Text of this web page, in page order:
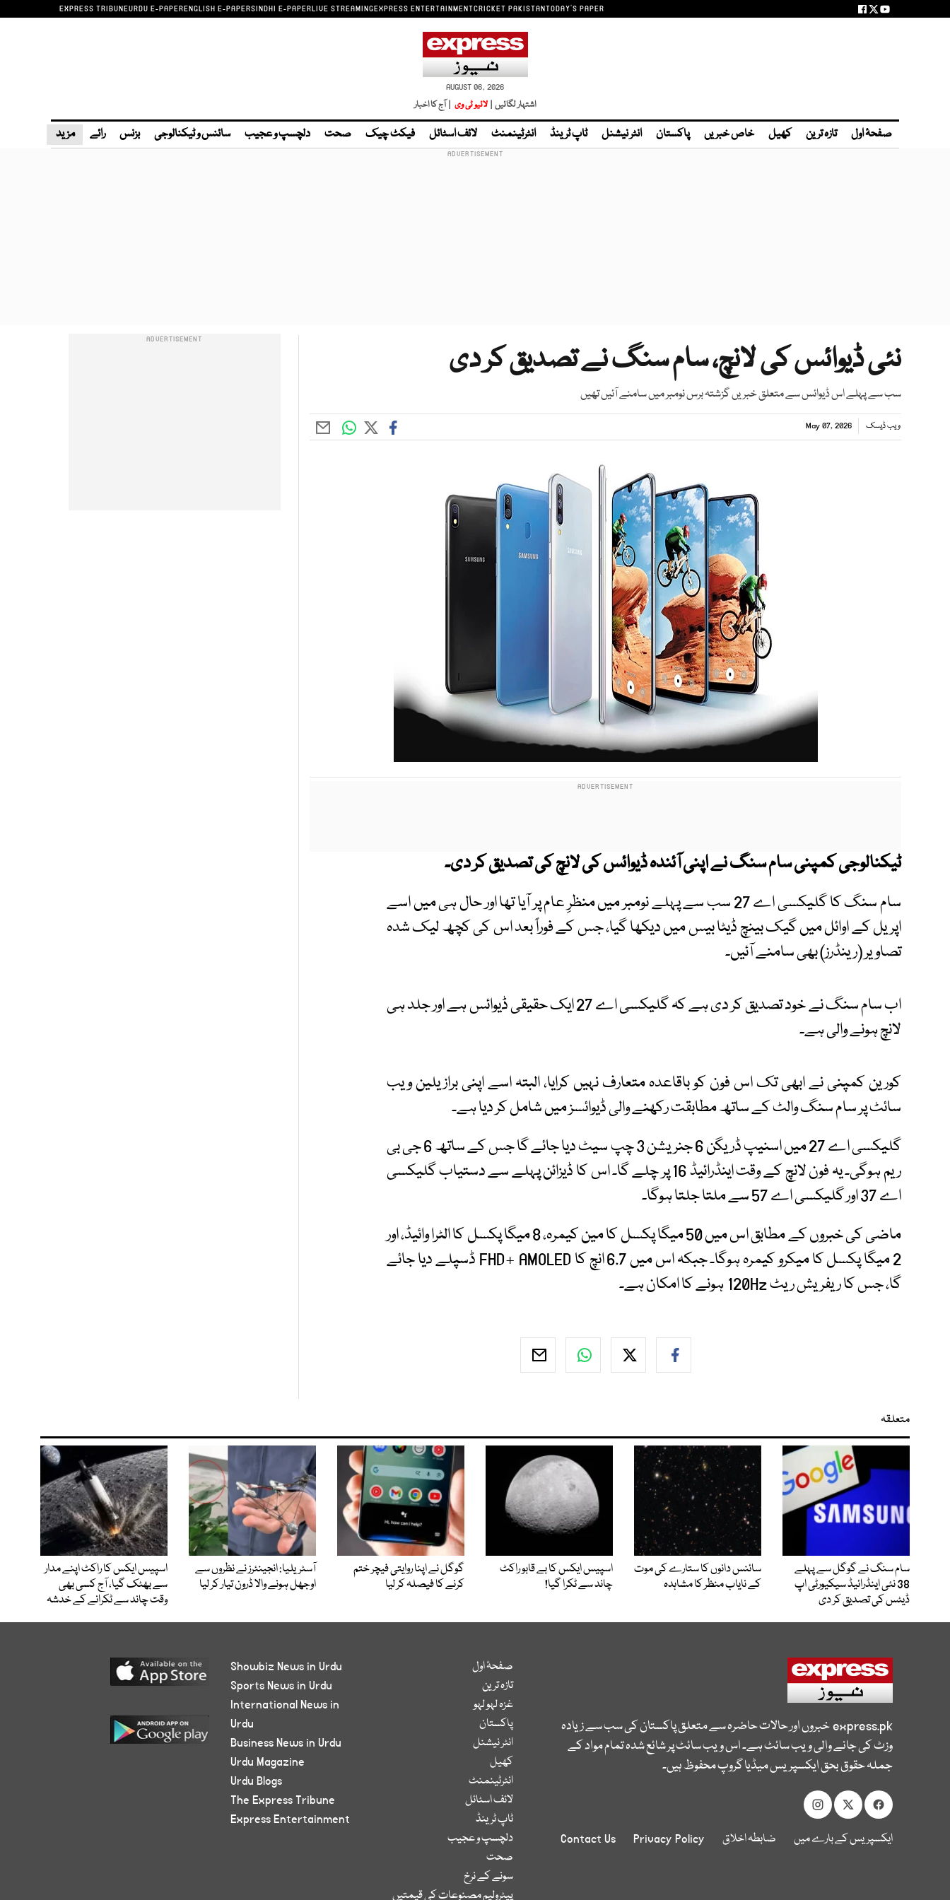
EXPRESS TRIBUNEURDU E-PAPERENGLISH E-PAPERSINDHI E-PAPERLIVE STREAMINGEXPRESS ENTERTAINMENTCRICKET PAKISTANTODAY'S PAPER
AUGUST 06, 2026
اشتہار لگائیں | لائیو ٹی وی | آج کا اخبار
صفحۂ اول تازہ ترین کھیل خاص خبریں پاکستان انٹر نیشنل ٹاپ ٹرینڈ انٹرٹینمنٹ لائف اسٹائل فیکٹ چیک صحت دلچسپ و عجیب سائنس و ٹیکنالوجی بزنس رائے مزید
نئی ڈیوائس کی لانچ، سام سنگ نے تصدیق کر دی
سب سے پہلے اس ڈیوائس سے متعلق خبریں گزشتہ برس نومبر میں سامنے آئیں تھیں
ویب ڈیسک May 07, 2026
ٹیکنالوجی کمپنی سام سنگ نے اپنی آئندہ ڈیوائس کی لانچ کی تصدیق کر دی۔
سام سنگ کا گلیکسی اے 27 سب سے پہلے نومبر میں منظرِ عام پر آیا تھا اور حال ہی میں اسے
اپریل کے اوائل میں گیک بینچ ڈیٹا بیس میں دیکھا گیا، جس کے فوراً بعد اس کی کچھ لیک شدہ
تصاویر (رینڈرز) بھی سامنے آئیں۔
اب سام سنگ نے خود تصدیق کر دی ہے کہ گلیکسی اے 27 ایک حقیقی ڈیوائس ہے اور جلد ہی
لانچ ہونے والی ہے۔
کورین کمپنی نے ابھی تک اس فون کو باقاعدہ متعارف نہیں کرایا، البتہ اسے اپنی برازیلین ویب
سائٹ پر سام سنگ والٹ کے ساتھ مطابقت رکھنے والی ڈیوائسز میں شامل کر دیا ہے۔
گلیکسی اے 27 میں اسنیپ ڈریگن 6 جنریشن 3 چپ سیٹ دیا جائے گا جس کے ساتھ 6 جی بی
ریم ہوگی۔ یہ فون لانچ کے وقت اینڈرائیڈ 16 پر چلے گا۔ اس کا ڈیزائن پہلے سے دستیاب گلیکسی
اے 37 اور گلیکسی اے 57 سے ملتا جلتا ہوگا۔
ماضی کی خبروں کے مطابق اس میں 50 میگا پکسل کا مین کیمرہ، 8 میگا پکسل کا الٹرا وائیڈ، اور
2 میگا پکسل کا میکرو کیمرہ ہوگا۔ جبکہ اس میں 6.7 انچ کا FHD+ AMOLED ڈسپلے دیا جائے
گا، جس کا ریفریش ریٹ 120Hz ہونے کا امکان ہے۔
متعلقہ
سام سنگ نے گوگل سے پہلے
38 نئی اینڈرائیڈ سیکیورٹی اپ
ڈیٹس کی تصدیق کر دی
سائنس دانوں کا ستارے کی موت
کے نایاب منظر کا مشاہدہ
اسپیس ایکس کا بے قابو راکٹ
چاند سے ٹکرا گیا!
گوگل نے اپنا روایتی فیچر ختم
کرنے کا فیصلہ کر لیا
آسٹریلیا: انجینئرز نے نظروں سے
اوجھل ہونے والا ڈرون تیار کر لیا
اسپیس ایکس کا راکٹ اپنے مدار
سے بھٹک گیا، آج کسی بھی
وقت چاند سے ٹکرانے کے خدشہ
express.pkخبروں اور حالات حاضرہ سے متعلق پاکستان کی سب سے زیادہ
وزٹ کی جانے والی ویب سائٹ ہے۔ اس ویب سائٹ پر شائع شدہ تمام مواد کے
جملہ حقوق بحق ایکسپریس میڈیا گروپ محفوظ ہیں۔
ایکسپریس کے بارے میں ضابطہ اخلاق Privacy Policy
Contact Us
صفحۂ اول
تازہ ترین
غزہ لہو لہو
پاکستان
انٹر نیشنل
کھیل
انٹرٹینمنٹ
لائف اسٹائل
ٹاپ ٹرینڈ
دلچسپ و عجیب
صحت
سونے کے نرخ
پیٹرولیم مصنوعات کی قیمتیں
Showbiz News in Urdu
Sports News in Urdu
International News in
Urdu
Business News in Urdu
Urdu Magazine
Urdu Blogs
The Express Tribune
Express Entertainment